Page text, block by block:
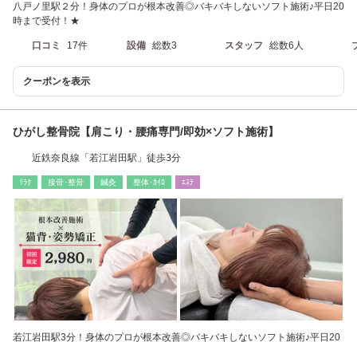
八戸ノ里駅２分！身体のプロが根本改善◎バキバキしないソフト施術♪平日20
時まで受付！★
口コミ 17件 設備 総数3 スタッフ 総数6人
クーポンを表示
ひがし整骨院【肩こり・腰痛専門/即効×ソフト施術】
近鉄奈良線「若江岩田駅」徒歩3分
ﾘﾗｸ 接骨･整骨 鍼灸 整体･ｶｲﾛ ｴｽﾃ
若江岩田駅3分！身体のプロが根本改善◎バキバキしないソフト施術♪平日20